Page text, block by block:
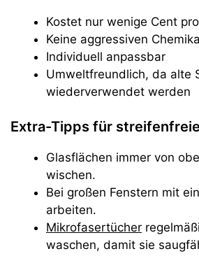
Kostet nur wenige Cent
Keine aggressiven
Individuell anpassbar
Umweltfreundlich, da alte
wiederverwendet werden
Extra-Tipps für
Glasflächen immer von
wischen.
Bei großen Fenstern mit
arbeiten.
Mikrofasertücher
waschen, damit sie